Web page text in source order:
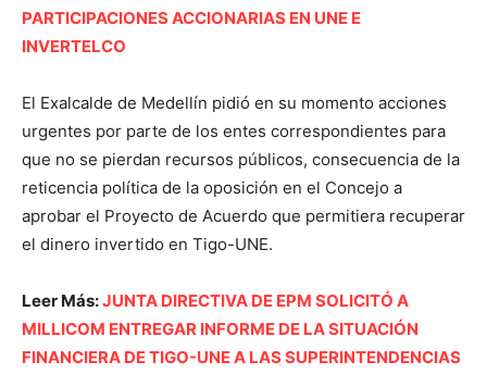
PARTICIPACIONES ACCIONARIAS EN UNE E
INVERTELCO
El Exalcalde de Medellín pidió en su momento acciones
urgentes por parte de los entes correspondientes para
que no se pierdan recursos públicos, consecuencia de la
reticencia política de la oposición en el Concejo a
aprobar el Proyecto de Acuerdo que permitiera recuperar
el dinero invertido en Tigo-UNE.
Leer Más:JUNTA DIRECTIVA DE EPM SOLICITÓ A
MILLICOM ENTREGAR INFORME DE LA SITUACIÓN
FINANCIERA DE TIGO-UNE A LAS SUPERINTENDENCIAS